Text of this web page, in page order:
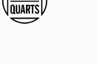
contenu